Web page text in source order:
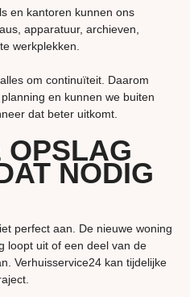
en kantoren kunnen ons
apparatuur, archieven,
werkplekken.
om continuïteit. Daarom
en kunnen we buiten
dat beter uitkomt.
NODIG
perfect aan. De nieuwe woning
loopt uit of een deel van de
Verhuisservice24 kan tijdelijke